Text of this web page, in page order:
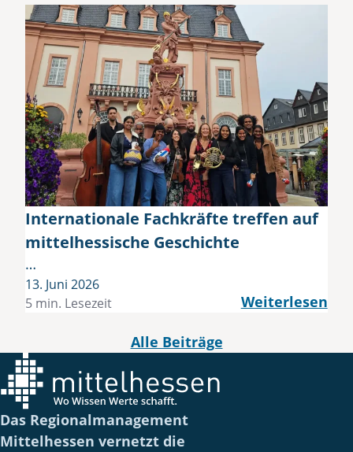
Internationale Fachkräfte treffen auf
mittelhessische Geschichte
…
13. Juni 2026
5 min. Lesezeit
Weiterlesen
Alle Beiträge
Das Regionalmanagement
Mittelhessen vernetzt die